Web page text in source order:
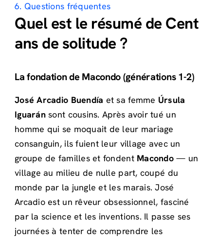
6. Questions fréquentes
Quel est le résumé de Cent
ans de solitude ?
La fondation de Macondo (générations 1-2)
José Arcadio Buendía et sa femme Úrsula
Iguaránsont cousins. Après avoir tué un
homme qui se moquait de leur mariage
consanguin, ils fuient leur village avec un
groupe de familles et fondent Macondo — un
village au milieu de nulle part, coupé du
monde par la jungle et les marais. José
Arcadio est un rêveur obsessionnel, fasciné
par la science et les inventions. Il passe ses
journées à tenter de comprendre les